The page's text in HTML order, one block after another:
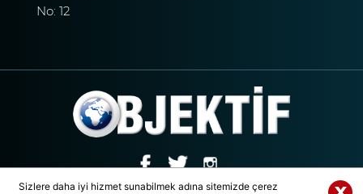
Sizlere daha iyi hizmet sunabilmek adına sitemizde çerez
No: 12